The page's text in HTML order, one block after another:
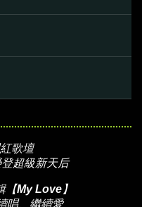
歌壇
超級新天后
【My Love】
唱、繼續愛